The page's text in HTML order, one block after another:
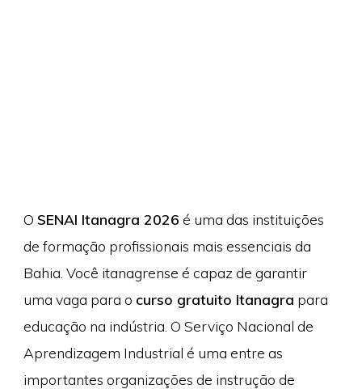
O SENAI Itanagra 2026 é uma das instituições
de formação profissionais mais essenciais da
Bahia. Você itanagrense é capaz de garantir
uma vaga para o curso gratuito Itanagra para
educação na indústria. O Serviço Nacional de
Aprendizagem Industrial é uma entre as
importantes organizações de instrução de